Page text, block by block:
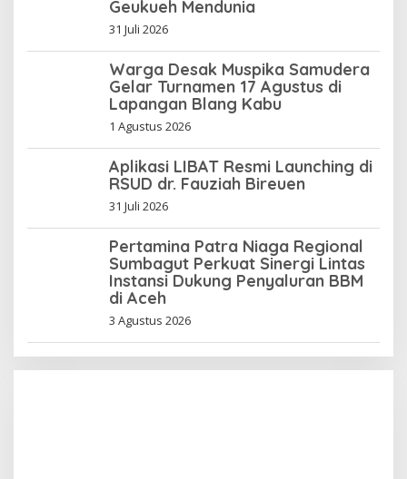
Geukueh Mendunia
31 Juli 2026
Warga Desak Muspika Samudera
Gelar Turnamen 17 Agustus di
Lapangan Blang Kabu
1 Agustus 2026
Aplikasi LIBAT Resmi Launching di
RSUD dr. Fauziah Bireuen
31 Juli 2026
Pertamina Patra Niaga Regional
Sumbagut Perkuat Sinergi Lintas
Instansi Dukung Penyaluran BBM
di Aceh
3 Agustus 2026